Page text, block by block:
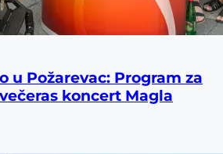
u Požarevac: Program za
koncert Magla